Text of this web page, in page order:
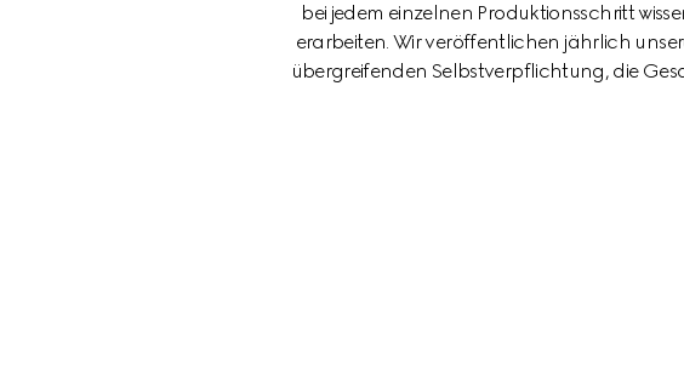
bei jedem einzelnen Produktionsschritt
erarbeiten. Wir veröffentlichen jährlich
übergreifenden Selbstverpflichtung, die